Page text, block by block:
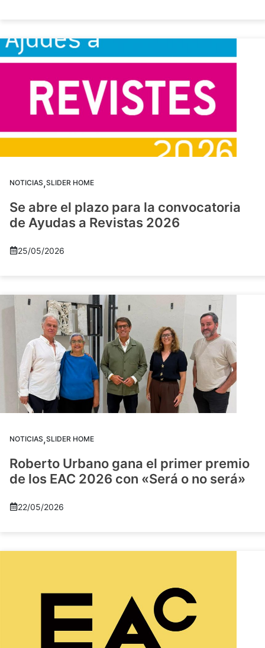
NOTICIAS,SLIDER HOME
Se abre el plazo para la convocatoria
de Ayudas a Revistas 2026
25/05/2026
NOTICIAS,SLIDER HOME
Roberto Urbano gana el primer premio
de los EAC 2026 con «Será o no será»
22/05/2026